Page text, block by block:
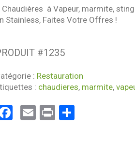
Chaudières à Vapeur, marmite,
Stainless, Faites Votre Offres !
#1235
: Restauration
: chaudieres, marmite,
Facebook
Email
PrintPartager